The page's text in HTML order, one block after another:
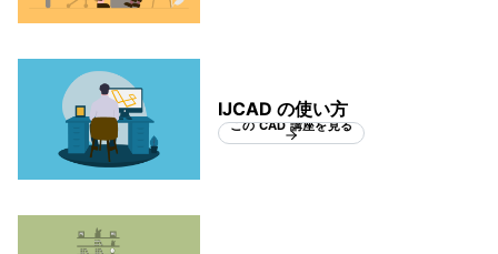
IJCAD の使い方
この CAD 講座を見る